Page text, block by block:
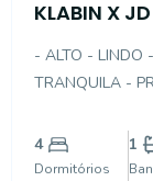
KLABIN X
- ALTO - LINDO
TRANQUILA -
linda vista, sala
avarandado,
4
Dormitórios
1